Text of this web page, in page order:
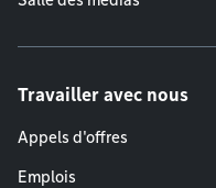
Travailler avec nous
Appels d'offres
Emplois